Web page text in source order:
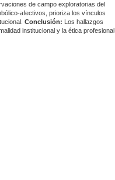
de campo exploratorias del
afectivos, prioriza los vínculos
Conclusión: Los hallazgos
institucional y la ética profesional.